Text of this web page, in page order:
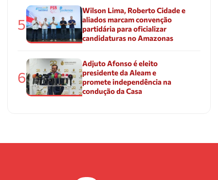
5
Wilson Lima, Roberto Cidade e
aliados marcam convenção
partidária para oficializar
candidaturas no Amazonas
6
Adjuto Afonso é eleito
presidente da Aleam e
promete independência na
condução da Casa